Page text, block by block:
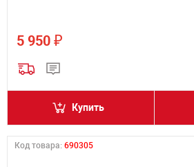
5 950 ₽
Купить
Код товара: 690305